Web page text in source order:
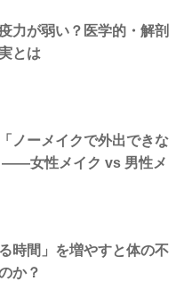
力が弱い？医学的・解剖
とは
ノーメイクで外出できな
—―女性メイク vs 男性メ
時間」を増やすと体の不
か？